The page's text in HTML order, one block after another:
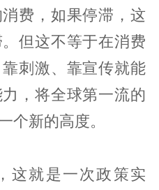
费，如果停滞，这
但这不等于在消费
刺激、靠宣传就能
，将全球第一流的
个新的高度。
这就是一次政策实